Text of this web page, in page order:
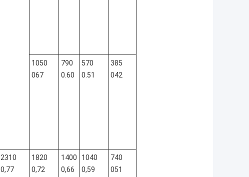
1050
067
790
0.60
570
0.51
385
042
2310
0,77
1820
0,72
1400
0,66
1040
0,59
740
051